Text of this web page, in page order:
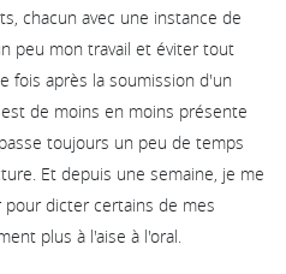
chacun avec une instance de
peu mon travail et éviter tout
fois après la soumission d'un
de moins en moins présente
toujours un peu de temps
Et depuis une semaine, je me
dicter certains de mes
plus à l'aise à l'oral.